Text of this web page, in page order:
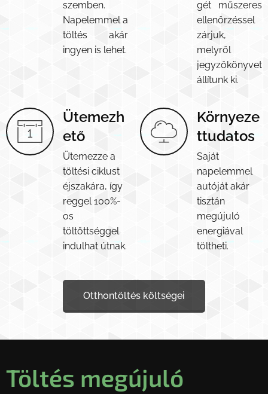
szemben.
Napelemmel a
töltés akár
ingyen is lehet.
gét műszeres
ellenőrzéssel
zárjuk,
melyről
jegyzőkönyvet
állítunk ki.
Ütemezh
ető
Ütemezze a
töltési ciklust
éjszakára, így
reggel 100%-
os
töltöttséggel
indulhat útnak.
Környeze
ttudatos
Saját
napelemmel
autóját akár
tisztán
megújuló
energiával
töltheti.
Otthontöltés költségei
Töltés megújuló